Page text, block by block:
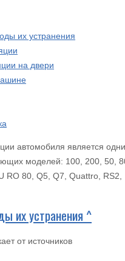
их устранения
на двери
автомобиля является
моделей: 100, 200, 50,
RO 80, Q5, Q7, Quattro,
их устранения ^
от источников